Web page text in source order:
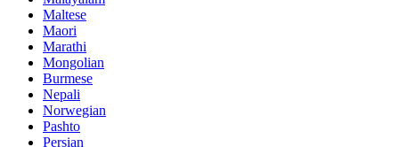
Maltese
Maori
Marathi
Mongolian
Burmese
Nepali
Norwegian
Pashto
Persian